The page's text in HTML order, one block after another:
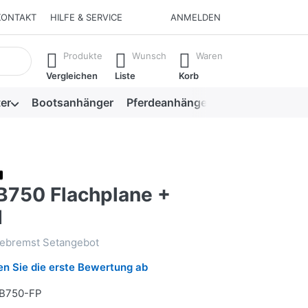
HILFE & SERVICE ANMELDEN
erste Ergebnisse. Drücken Sie die Eingabetaste, um alle
Produkte
Vergleichen
Wunsch
Liste
Waren
Korb
Bootsanhänger Pferdeanhänger
Flachplane +
Setangebot
Sie die erste Bewertung ab
FP